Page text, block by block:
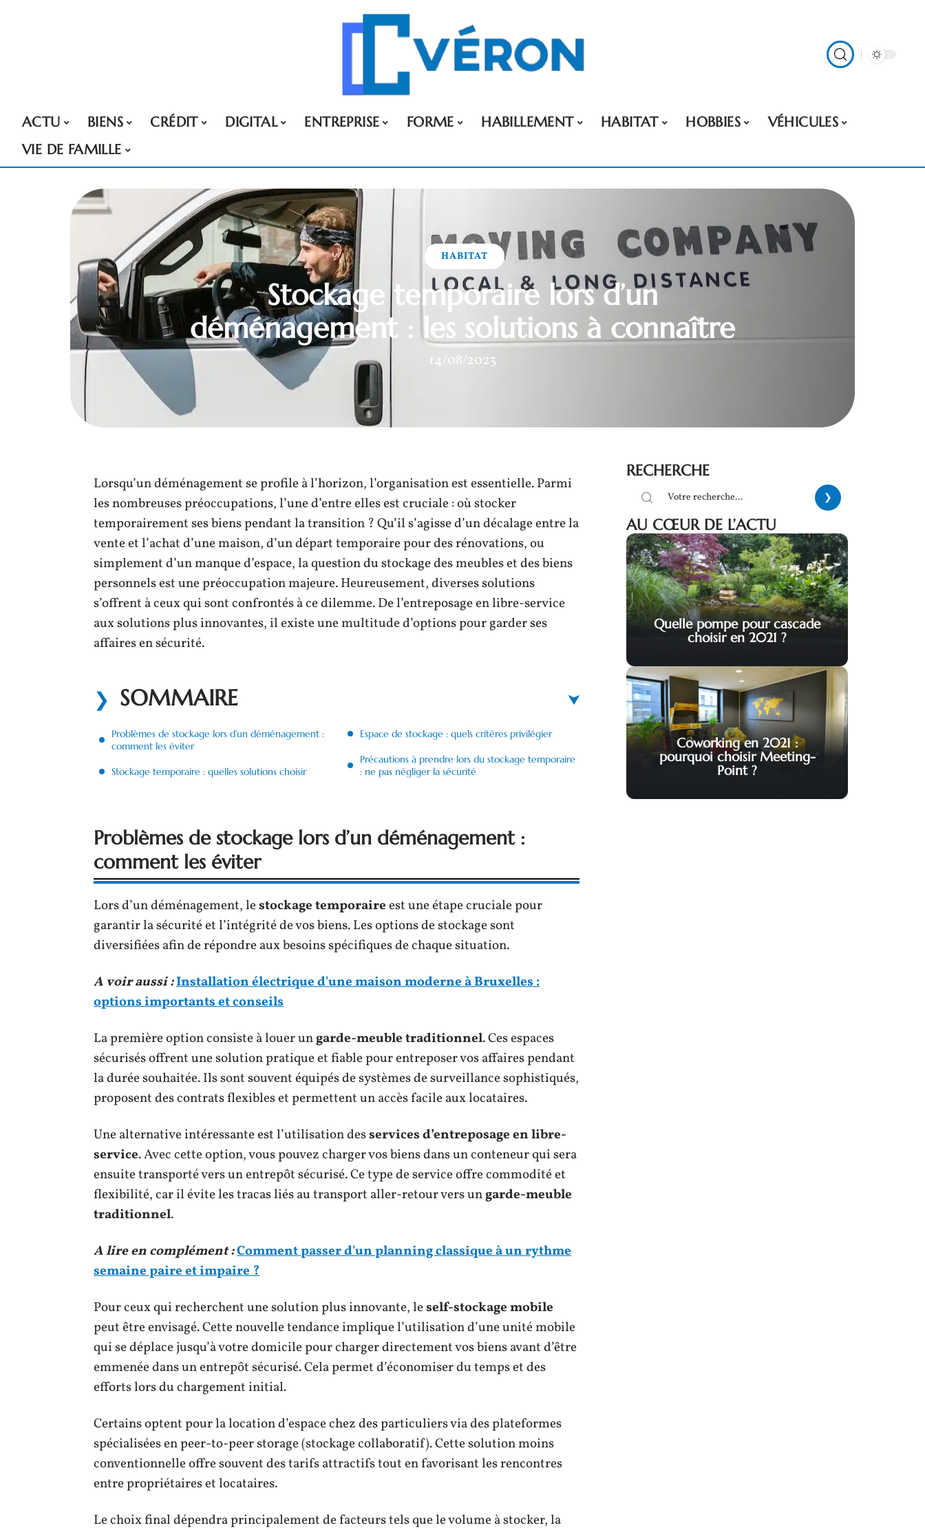
ACTU BIENS CRÉDIT DIGITAL ENTREPRISE FORME HABILLEMENT HABITAT HOBBIES
VÉHICULES
VIE DE FAMILLE
HABITAT
Stockage temporaire lors d’un
déménagement : les solutions à connaître
14/08/2023
Lorsqu’un déménagement se profile à l’horizon, l’organisation est essentielle. Parmi
les nombreuses préoccupations, l’une d’entre elles est cruciale : où stocker
temporairement ses biens pendant la transition ? Qu’il s’agisse d’un décalage entre la
vente et l’achat d’une maison, d’un départ temporaire pour des rénovations, ou
simplement d’un manque d’espace, la question du stockage des meubles et des biens
personnels est une préoccupation majeure. Heureusement, diverses solutions
s’offrent à ceux qui sont confrontés à ce dilemme. De l’entreposage en libre-service
aux solutions plus innovantes, il existe une multitude d’options pour garder ses
affaires en sécurité.
SOMMAIRE
Problèmes de stockage lors d’un déménagement :
comment les éviter
Stockage temporaire : quelles solutions choisir
Espace de stockage : quels critères privilégier
Précautions à prendre lors du stockage temporaire
: ne pas négliger la sécurité
Problèmes de stockage lors d’un déménagement :
comment les éviter
Lors d’un déménagement, lestockage temporaireest une étape cruciale pour
garantir la sécurité et l’intégrité de vos biens. Les options de stockage sont
diversifiées afin de répondre aux besoins spécifiques de chaque situation.
A voir aussi :Installation électrique d'une maison moderne à Bruxelles :
options importants et conseils
La première option consiste à louer ungarde-meuble traditionnel. Ces espaces
sécurisés offrent une solution pratique et fiable pour entreposer vos affaires pendant
la durée souhaitée. Ils sont souvent équipés de systèmes de surveillance sophistiqués,
proposent des contrats flexibles et permettent un accès facile aux locataires.
Une alternative intéressante est l’utilisation desservices d’entreposage en libre-
service. Avec cette option, vous pouvez charger vos biens dans un conteneur qui sera
ensuite transporté vers un entrepôt sécurisé. Ce type de service offre commodité et
flexibilité, car il évite les tracas liés au transport aller-retour vers ungarde-meuble
traditionnel.
A lire en complément :Comment passer d'un planning classique à un rythme
semaine paire et impaire ?
Pour ceux qui recherchent une solution plus innovante, leself-stockage mobile
peut être envisagé. Cette nouvelle tendance implique l’utilisation d’une unité mobile
qui se déplace jusqu’à votre domicile pour charger directement vos biens avant d’être
emmenée dans un entrepôt sécurisé. Cela permet d’économiser du temps et des
efforts lors du chargement initial.
Certains optent pour la location d’espace chez des particuliers via des plateformes
spécialisées en peer-to-peer storage (stockage collaboratif). Cette solution moins
conventionnelle offre souvent des tarifs attractifs tout en favorisant les rencontres
entre propriétaires et locataires.
Le choix final dépendra principalement de facteurs tels que le volume à stocker, la
RECHERCHE
AU CŒUR DE L’ACTU
Quelle pompe pour cascade
choisir en 2021 ?
Coworking en 2021 :
pourquoi choisir Meeting-
Point ?